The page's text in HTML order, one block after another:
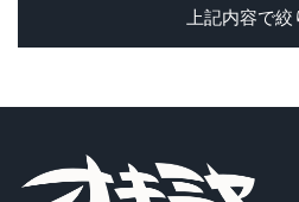
上記内容で